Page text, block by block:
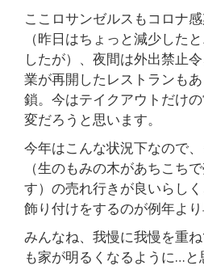
ここロサンゼルスもコロナ
（昨日はちょっと減少した
したが）、夜間は外出禁止
業が再開したレストランも
鎖。今はテイクアウトだけ
変だろうと思います。
今年はこんな状況下なので
（生のもみの木があちこち
す）の売れ行きが良いらし
飾り付けをするのが例年より
みんなね、我慢に我慢を重
も家が明るくなるように…と